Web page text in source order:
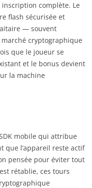
complète. Le
flash sécurisée et
— souvent
marché cryptographique
que le joueur se
et le bonus devient
la machine
mobile qui attribue
que l’appareil reste actif
pensée pour éviter tout
rétablie, ces tours